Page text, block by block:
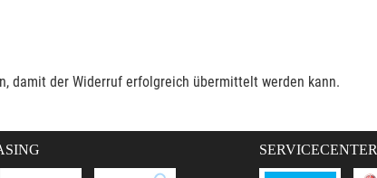
damit der Widerruf erfolgreich übermittelt werden kann.
SERVICECENTER